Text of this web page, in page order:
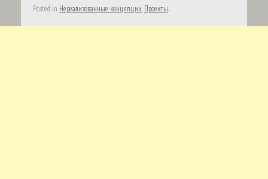
Posted in Нереализованные концепции, Проекты.